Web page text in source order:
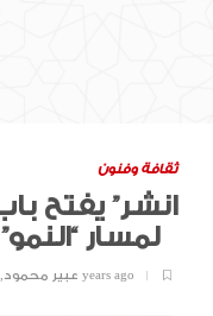
ثقافة وفنون
لمسار “النمو” حتى 28 فبراير
عبير محمود, 2 years ago